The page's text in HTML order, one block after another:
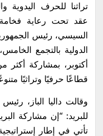
تراثنا للحرف اليدوية
عقد تحت رعاية فخامة
السيسي، رئيس
قطاعًا حرفيًا وتراثيًا
وقالت داليا الباز،
للبريد: “إن مشاركة
تأتي في إطار